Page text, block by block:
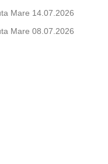
Mare 14.07.2026
Mare 08.07.2026